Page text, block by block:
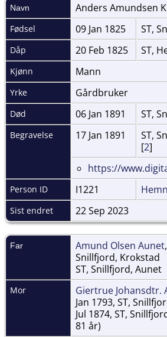
Navn Anders Amundsen
Fødsel 09 Jan 1825 ST,
Dåp 20 Feb 1825 ST,
Kjønn Mann
Yrke Gårdbruker
Død 06 Jan 1891 ST,
Begravelse 17 Jan 1891
ST,
[2]
https://
Person ID I1221
Sist endret 22 Sep 2023
Far Amund Olsen Aunet,
Snillfjord, Krokstad
ST, Snillfjord, Aunet
Mor Giertrue Johansdtr.
Jan 1793, ST,
Jul 1874, ST,
81 år)